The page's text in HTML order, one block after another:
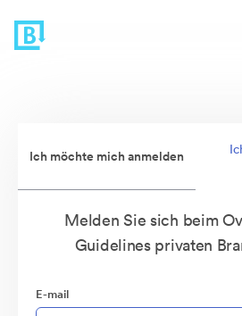
Ich möchte mich anmelden
Melden Sie sich beim
Guidelines privaten
E-mail